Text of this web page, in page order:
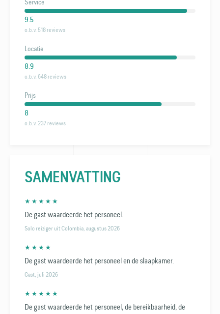
9.5
o.b.v. 518 reviews
Locatie
8.9
o.b.v. 648 reviews
Prijs
8
o.b.v. 237 reviews
SAMENVATTING
★ ★ ★ ★ ★
De gast waardeerde het personeel.
Solo reiziger uit Colombia, augustus 2026
★ ★ ★ ★
De gast waardeerde het personeel en de slaapkamer.
Gast, juli 2026
★ ★ ★ ★ ★
De gast waardeerde het personeel, de bereikbaarheid, de